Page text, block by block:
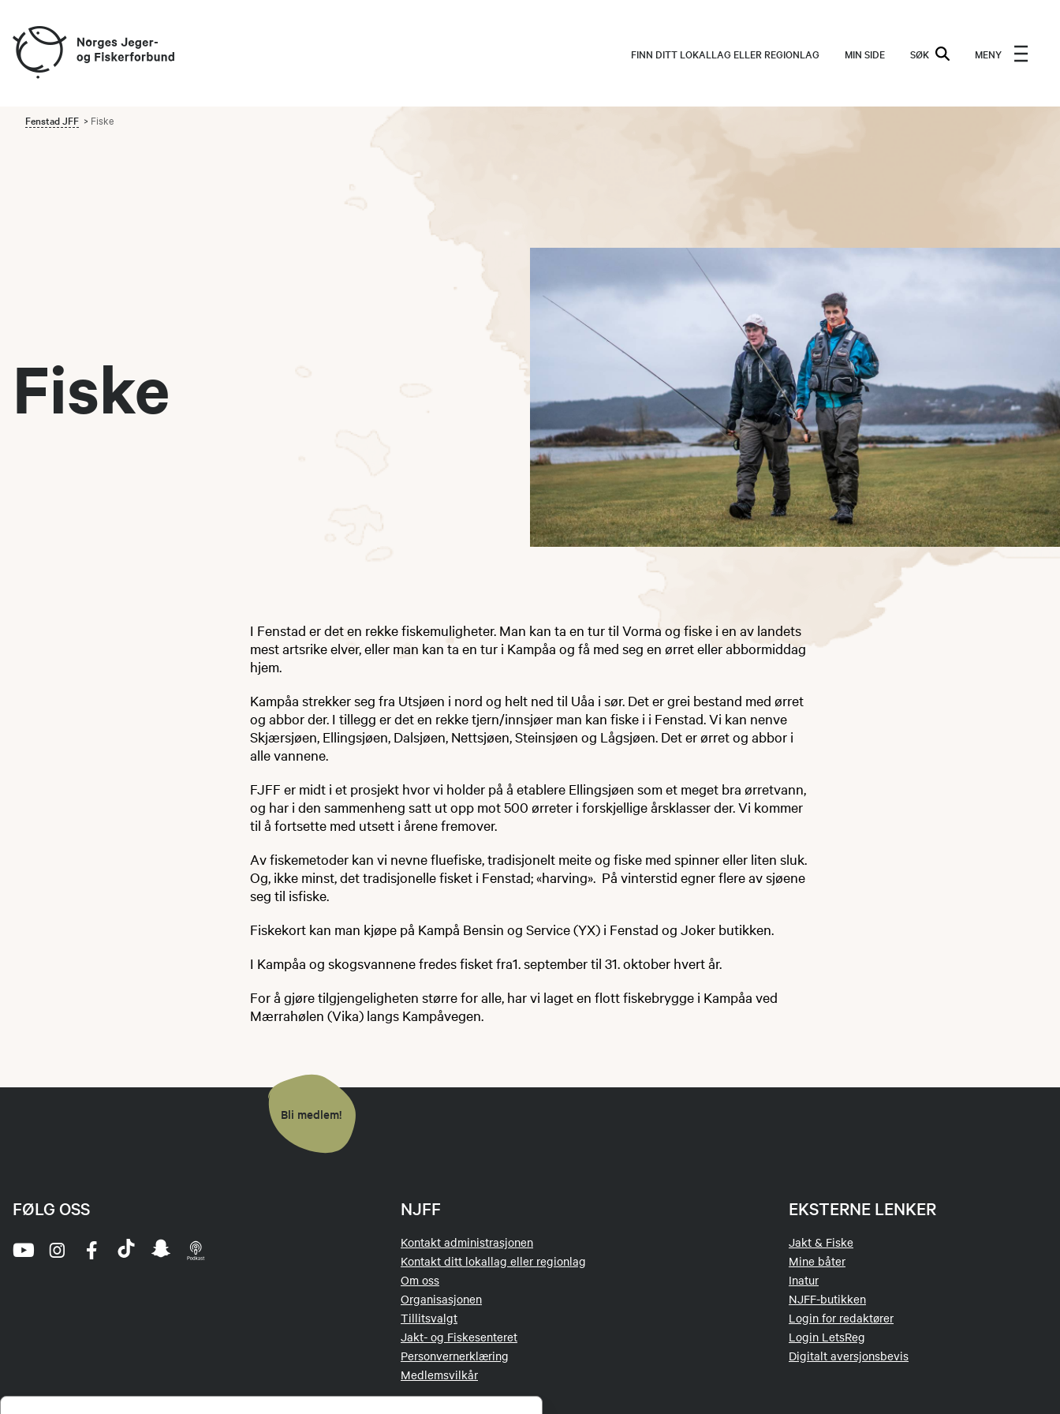
FINN DITT LOKALLAG ELLER REGIONLAG MIN SIDE SØK MENY
Fenstad JFF Fiske
Fiske
I Fenstad er det en rekke fiskemuligheter. Man kan ta en tur til Vorma og fiske i en av landets
mest artsrike elver, eller man kan ta en tur i Kampåa og få med seg en ørret eller abbormiddag
hjem.
Kampåa strekker seg fra Utsjøen i nord og helt ned til Uåa i sør. Det er grei bestand med ørret
og abbor der. I tillegg er det en rekke tjern/innsjøer man kan fiske i i Fenstad. Vi kan nenve
Skjærsjøen, Ellingsjøen, Dalsjøen, Nettsjøen, Steinsjøen og Lågsjøen. Det er ørret og abbor i
alle vannene.
FJFF er midt i et prosjekt hvor vi holder på å etablere Ellingsjøen som et meget bra ørretvann,
og har i den sammenheng satt ut opp mot 500 ørreter i forskjellige årsklasser der. Vi kommer
til å fortsette med utsett i årene fremover.
Av fiskemetoder kan vi nevne fluefiske, tradisjonelt meite og fiske med spinner eller liten sluk.
Og, ikke minst, det tradisjonelle fisket i Fenstad; «harving». På vinterstid egner flere av sjøene
seg til isfiske.
Fiskekort kan man kjøpe på Kampå Bensin og Service (YX) i Fenstad og Joker butikken.
I Kampåa og skogsvannene fredes fisket fra1. september til 31. oktober hvert år.
For å gjøre tilgjengeligheten større for alle, har vi laget en flott fiskebrygge i Kampåa ved
Mærrahølen (Vika) langs Kampåvegen.
Bli medlem!
NJFF
Kontakt administrasjonen
Kontakt ditt lokallag eller regionlag
Om oss
Organisasjonen
Tillitsvalgt
Jakt- og Fiskesenteret
Personvernerklæring
Medlemsvilkår
EKSTERNE LENKER
Jakt & Fiske
Mine båter
Inatur
NJFF-butikken
Login for redaktører
Login LetsReg
Digitalt aversjonsbevis
FØLG OSS